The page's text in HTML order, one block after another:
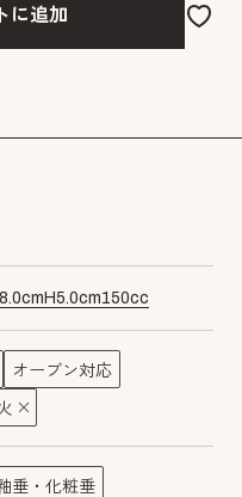
に追加
8.0cm H5.0cm150cc
オーブン対応
垂・化粧垂